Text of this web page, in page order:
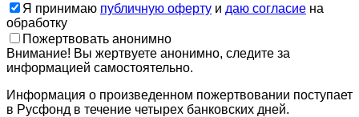
Я принимаю публичную оферту и даю согласие на
обработку
Пожертвовать анонимно
Внимание! Вы жертвуете анонимно, следите за
информацией самостоятельно.
Информация о произведенном пожертвовании поступает
в Русфонд в течение четырех банковских дней.